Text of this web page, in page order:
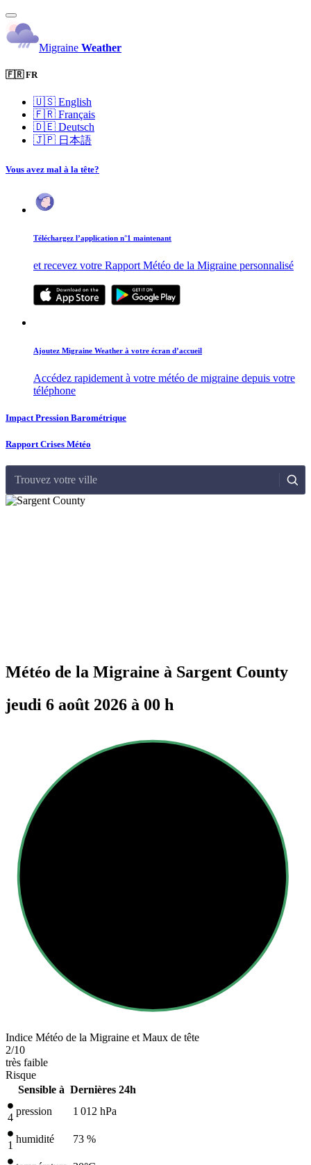
Migraine Weather
🇫🇷 FR
🇺🇸 English
🇫🇷 Français
🇩🇪 Deutsch
🇯🇵 日本語
Vous avez mal à la tête?
Téléchargez l’application n°1 maintenant
et recevez votre Rapport Météo de la Migraine personnalisé
Ajoutez Migraine Weather à votre écran d’accueil
Accédez rapidement à votre météo de migraine depuis votre
téléphone
Impact Pression Barométrique
Rapport Crises Météo
Trouvez votre ville
Météo de la Migraine à Sargent County
jeudi 6 août 2026 à 00 h
Indice Météo de la Migraine et Maux de tête
2/10
très faible
Risque
Sensible à Dernières 24h
4
pression 1 012 hPa
1
humidité 73 %